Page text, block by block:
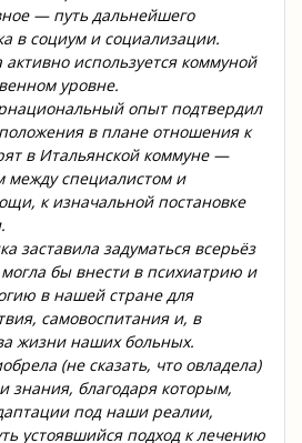
— путь дальнейшего
в социум и социализации.
используется коммуной
уровне.
опыт подтвердил
в плане отношения к
в Итальянской коммуне —
между специалистом и
к изначальной постановке
заставила задуматься всерьёз
бы внести в психиатрию и
в нашей стране для
самовоспитания и, в
жизни наших больных.
(не сказать, что овладела)
знания, благодаря которым,
под наши реалии,
устоявшийся подход к лечению